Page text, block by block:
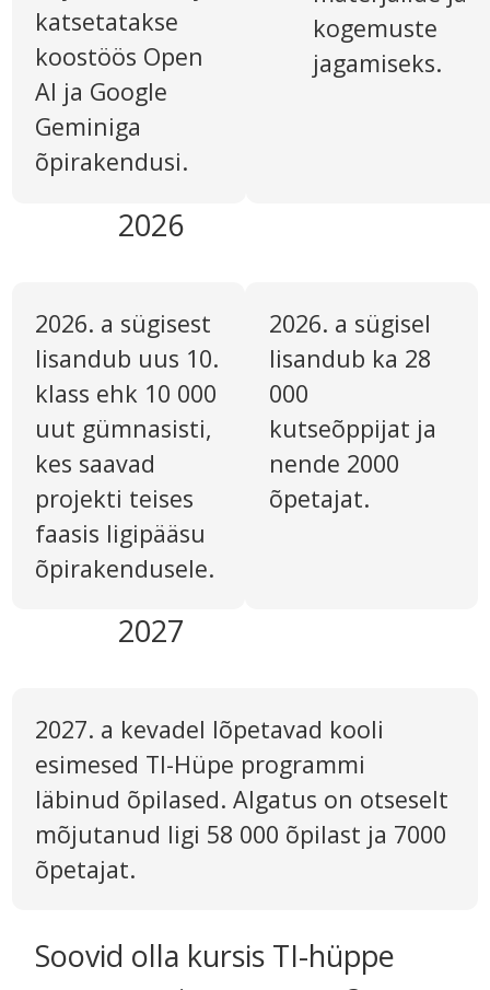
katsetatakse
koostöös Open
AI ja Google
Geminiga
õpirakendusi.
kogemuste
jagamiseks.
2026
2026. a sügisest
lisandub uus 10.
klass ehk 10 000
uut gümnasisti,
kes saavad
projekti teises
faasis ligipääsu
õpirakendusele.
2026. a sügisel
lisandub ka 28
000
kutseõppijat ja
nende 2000
õpetajat.
2027
2027. a kevadel lõpetavad kooli
esimesed TI-Hüpe programmi
läbinud õpilased. Algatus on otseselt
mõjutanud ligi 58 000 õpilast ja 7000
õpetajat.
Soovid olla kursis TI-hüppe